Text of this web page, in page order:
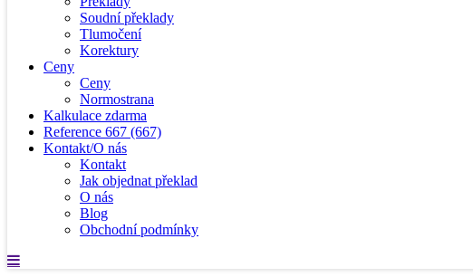
Soudní překlady
Tlumočení
Korektury
Ceny
Ceny
Normostrana
Kalkulace zdarma
Reference 667 (667)
Kontakt/O nás
Kontakt
Jak objednat překlad
O nás
Blog
Obchodní podmínky